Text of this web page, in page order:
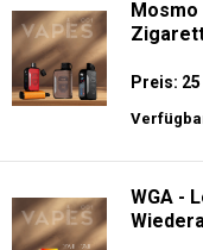
Mosmo
Preis: 25
WGA -